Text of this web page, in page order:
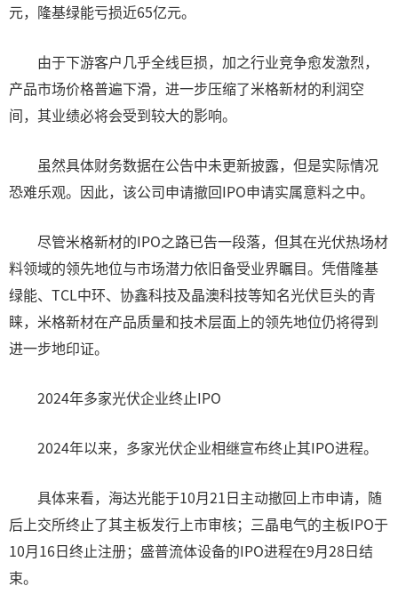
元，隆基绿能亏损近65亿元。
由于下游客户几乎全线巨损，加之行业竞争愈发激烈，
产品市场价格普遍下滑，进一步压缩了米格新材的利润空
间，其业绩必将会受到较大的影响。
虽然具体财务数据在公告中未更新披露，但是实际情况
恐难乐观。因此，该公司申请撤回IPO申请实属意料之中。
尽管米格新材的IPO之路已告一段落，但其在光伏热场材
料领域的领先地位与市场潜力依旧备受业界瞩目。凭借隆基
绿能、TCL中环、协鑫科技及晶澳科技等知名光伏巨头的青
睐，米格新材在产品质量和技术层面上的领先地位仍将得到
进一步地印证。
2024年多家光伏企业终止IPO
2024年以来，多家光伏企业相继宣布终止其IPO进程。
具体来看，海达光能于10月21日主动撤回上市申请，随
后上交所终止了其主板发行上市审核；三晶电气的主板IPO于
10月16日终止注册；盛普流体设备的IPO进程在9月28日结
束。